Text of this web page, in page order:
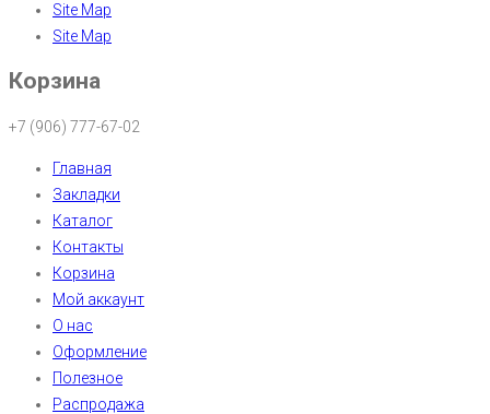
Site Map
Site Map
Корзина
+7 (906) 777-67-02
Главная
Закладки
Каталог
Контакты
Корзина
Мой аккаунт
О нас
Оформление
Полезное
Распродажа